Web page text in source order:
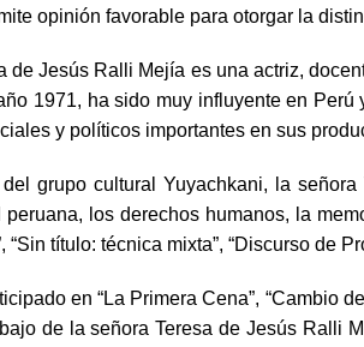
opinión favorable para otorgar la
de Jesús Ralli Mejía es una actriz,
1971, ha sido muy influyente en
y políticos importantes en sus
grupo cultural Yuyachkani, la
los derechos humanos, la
“Sin título: técnica mixta”, “Discurso de
en “La Primera Cena”, “Cambio
de la señora Teresa de Jesús Ralli